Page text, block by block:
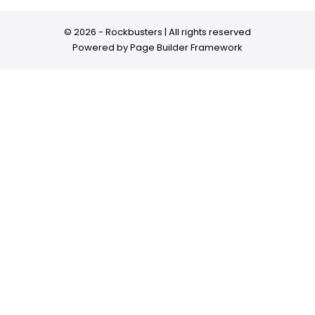
© 2026 - Rockbusters | All rights reserved
Powered byPage Builder Framework